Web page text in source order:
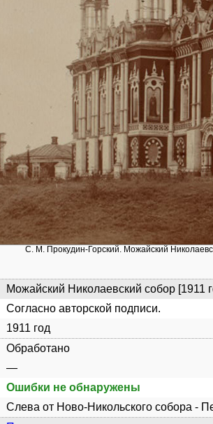
С. М. Прокудин-Горский. Можайский
Можайский Николаевский собор [1911
Согласно авторской подписи.
1911 год
Обработано
—
Ошибки не обнаружены
Слева от Ново-Никольского собора -